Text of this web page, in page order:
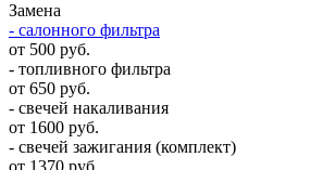
Замена
- салонного фильтра
от 500 руб.
- топливного фильтра
от 650 руб.
- свечей накаливания
от 1600 руб.
- свечей зажигания (комплект)